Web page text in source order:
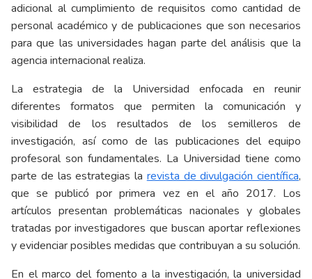
adicional al cumplimiento de requisitos como cantidad de
personal académico y de publicaciones que son necesarios
para que las universidades hagan parte del análisis que la
agencia internacional realiza.
La estrategia de la Universidad enfocada en reunir
diferentes formatos que permiten la comunicación y
visibilidad de los resultados de los semilleros de
investigación, así como de las publicaciones del equipo
profesoral son fundamentales. La Universidad tiene como
parte de las estrategias la revista de divulgación científica,
que se publicó por primera vez en el año 2017. Los
artículos presentan problemáticas nacionales y globales
tratadas por investigadores que buscan aportar reflexiones
y evidenciar posibles medidas que contribuyan a su solución.
En el marco del fomento a la investigación, la universidad